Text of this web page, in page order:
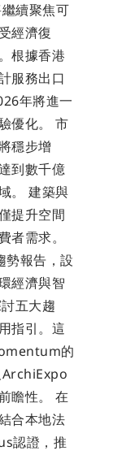
續聚焦可
經濟復
根據香港
服務出口
年將進一
優化。 市
穩步增
到數千億
。 建築與
提升空間
者需求。
報告，設
經濟與智
五大趨
指引。這
的
ArchiExpo
瞻性。 在
合本地法
認證，推